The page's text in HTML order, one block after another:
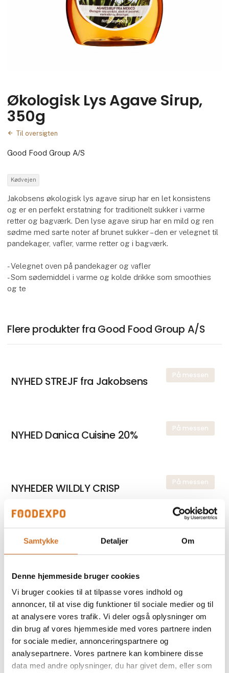
Samtykke Detaljer Om
Denne hjemmeside bruger cookies
Vi bruger cookies til at tilpasse vores indhold og
annoncer, til at vise dig funktioner til sociale medier og til
at analysere vores trafik. Vi deler også oplysninger om
din brug af vores hjemmeside med vores partnere inden
for sociale medier, annonceringspartnere og
analysepartnere. Vores partnere kan kombinere disse
data med andre oplysninger, du har givet dem, eller som
Økologisk Lys Agave Sirup,
350g
Til oversigten
Good Food Group A/S
Kødvejen
Jakobsens økologisk lys agave sirup har en let konsistens
og er en perfekt erstatning for traditionelt sukker i varme
retter og bagværk. Den lyse agave sirup har en mild og ren
sødme med sarte noter af brunet sukker – den er velegnet til
pandekager, vafler, varme retter og i bagværk.
- Velegnet oven på pandekager og vafler
- Som sødemiddel i varme og kolde drikke som smoothies
og te
Flere produkter fra Good Food Group A/S
På messen
NYHED STREJF fra Jakobsens
På messen
NYHED Danica Cuisine 20%
På messen
NYHEDER WILDLY CRISP
NYHED Dansk flydende honning, 1 kg
NYHED Hverdags Honning 1 kg
NYHED Akacie honning 1 kg